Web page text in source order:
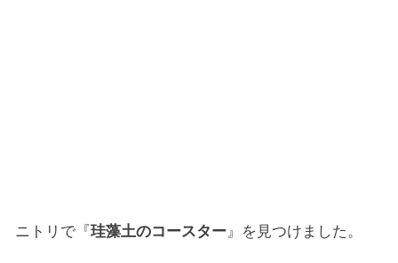
ニトリで『珪藻土のコースター 』を見つけました。